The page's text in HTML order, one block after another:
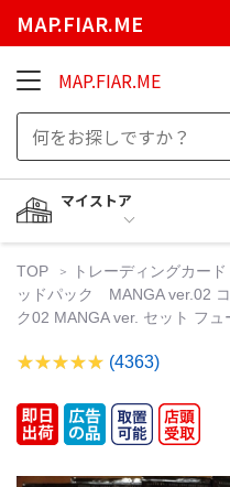
MAP.FIAR.ME
MAP.FIAR.ME
マイストア
TOP トレーディングカード
ッドパック MANGA ver.02
ク02 MANGA ver. セット フュ
(4363)